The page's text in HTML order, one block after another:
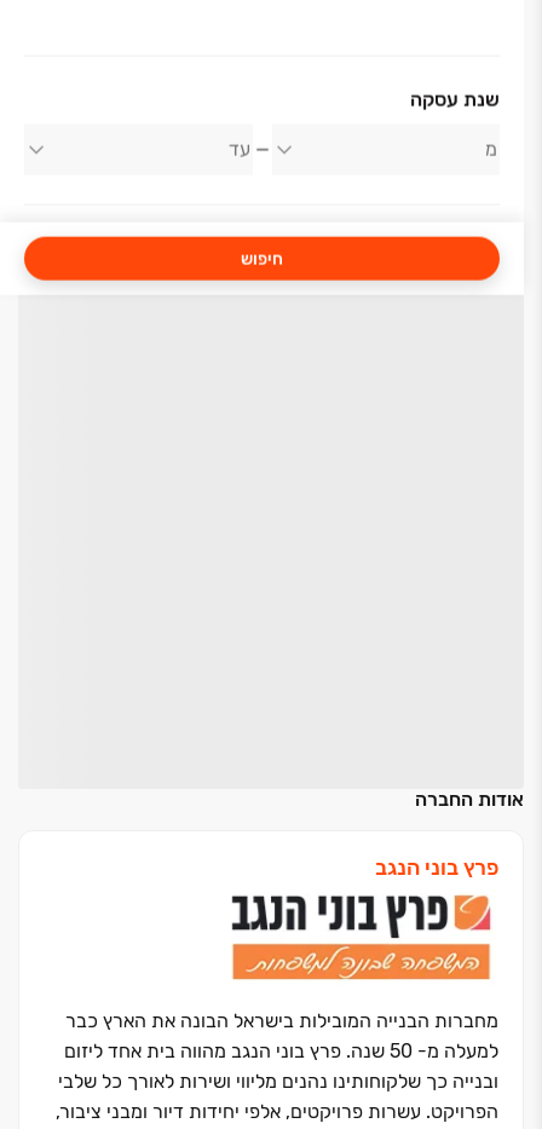
שנת עסקה
חיפוש
אודות החברה
פרץ בוני הנגב
מחברות הבנייה המובילות בישראל הבונה את הארץ כבר
למעלה מ- 50 שנה. פרץ בוני הנגב מהווה בית אחד ליזום
ובנייה כך שלקוחותינו נהנים מליווי ושירות לאורך כל שלבי
הפרויקט. עשרות פרויקטים, אלפי יחידות דיור ומבני ציבור,